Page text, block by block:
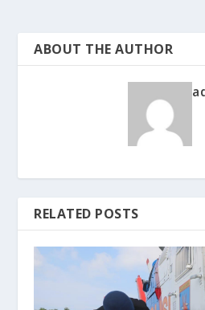
ABOUT THE AUTHOR
RELATED POSTS